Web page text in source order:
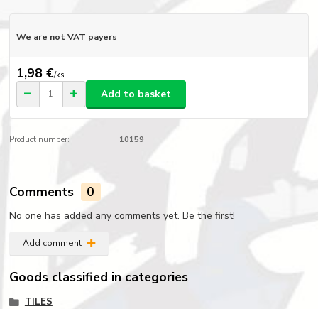
We are not VAT payers
1,98 €/ks
Add to basket
Product number: 10159
Comments 0
No one has added any comments yet. Be the first!
Add comment
Goods classified in categories
TILES